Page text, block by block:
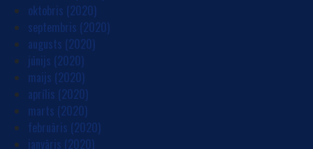
oktobris (2020)
septembris (2020)
augusts (2020)
jūnijs (2020)
maijs (2020)
aprīlis (2020)
marts (2020)
februāris (2020)
janvāris (2020)